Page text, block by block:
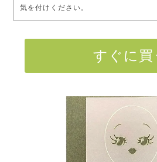
気を付けください。
すぐに買